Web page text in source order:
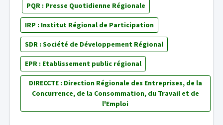
PQR : Presse Quotidienne Régionale
IRP : Institut Régional de Participation
SDR : Société de Développement Régional
EPR : Etablissement public régional
DIRECCTE : Direction Régionale des Entreprises, de la
Concurrence, de la Consommation, du Travail et de
l'Emploi